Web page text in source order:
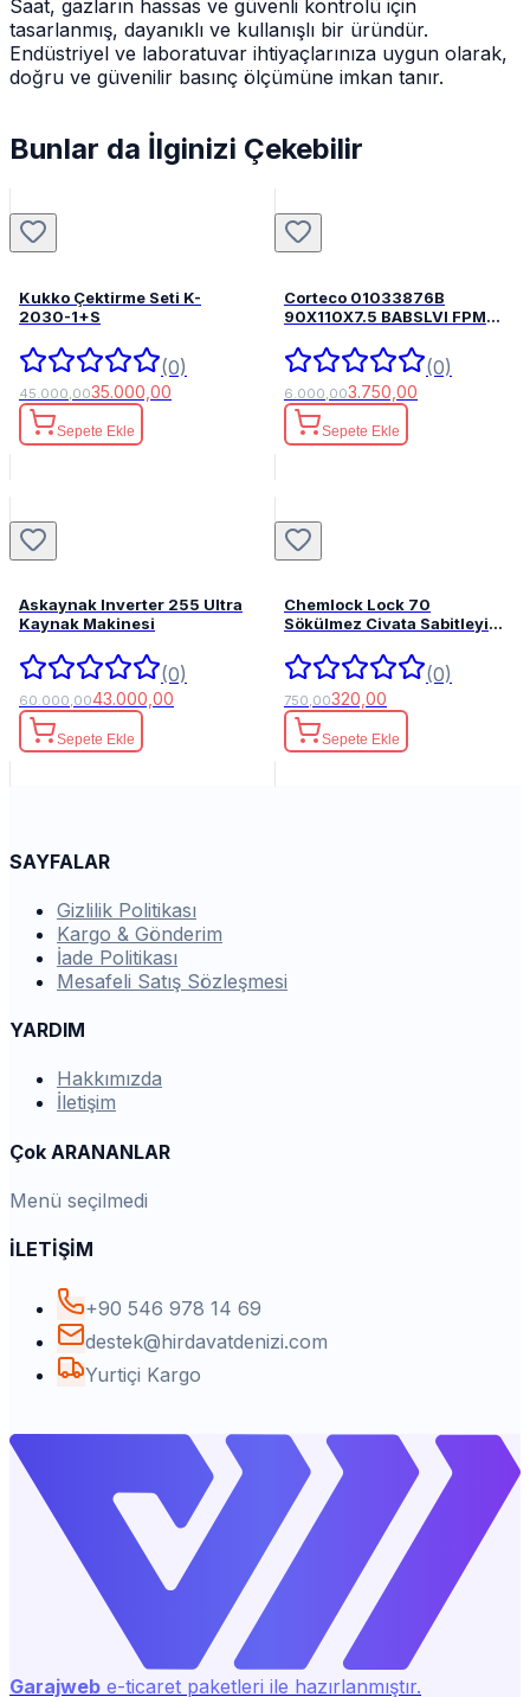
Saat, gazların hassas ve güvenli kontrolü için
tasarlanmış, dayanıklı ve kullanışlı bir üründür.
Endüstriyel ve laboratuvar ihtiyaçlarınıza uygun olarak,
doğru ve güvenilir basınç ölçümüne imkan tanır.
Bunlar da İlginizi Çekebilir
Kukko Çektirme Seti K-
2030-1+S
(0)
45.000,0035.000,00
Sepete Ekle
Corteco 01033876B
90X110X7.5 BABSLVI FPM
(0)
6.000,003.750,00
Sepete Ekle
Askaynak Inverter 255 Ultra
Kaynak Makinesi
(0)
60.000,0043.000,00
Sepete Ekle
Chemlock Lock 70
Sökülmez Civata Sabitleyici
(0)
750,00320,00
Sepete Ekle
SAYFALAR
Gizlilik Politikası
Kargo & Gönderim
İade Politikası
Mesafeli Satış Sözleşmesi
YARDIM
Hakkımızda
İletişim
Çok ARANANLAR
Menü seçilmedi
İLETİŞİM
+90 546 978 14 69
destek@hirdavatdenizi.com
Yurtiçi Kargo
Garajweb e-ticaret paketleri ile hazırlanmıştır.